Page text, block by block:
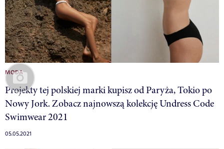
MODA
Projekty tej polskiej marki kupisz od Paryża, Tokio po
Nowy Jork. Zobacz najnowszą kolekcję Undress Code
Swimwear 2021
05.05.2021